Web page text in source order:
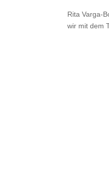
Rita Varga-
wir mit dem